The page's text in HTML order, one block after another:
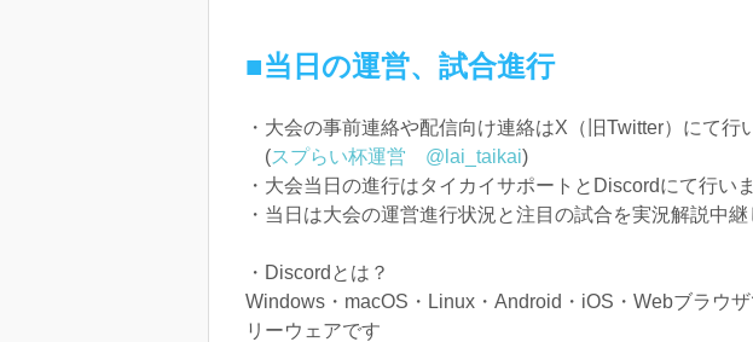
■当日の運営、試合進行
・大会の事前連絡や配信向け連絡はX（旧Twitter）にて行
(スプらい杯運営 @lai_taikai)
・大会当日の進行はタイカイサポートとDiscordにて行いま
・当日は大会の運営進行状況と注目の試合を実況解説中継
・Discordとは？
Windows・macOS・Linux・Android・iOS・Webブラウ
リーウェアです